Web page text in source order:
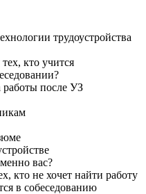
трудоустройства
кто учится
после УЗ
вас?
кто не хочет найти работу
в собеседованию